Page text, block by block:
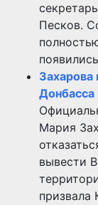
Песков.
Захарова
Донбасса
Мария
вывести
призвала